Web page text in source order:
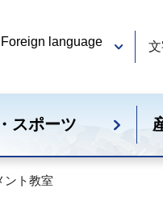
Foreign language
スポーツ
ント教室